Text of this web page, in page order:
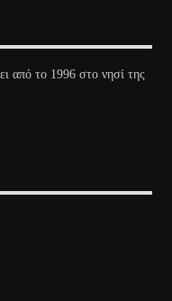
από το 1996 στο νησί της